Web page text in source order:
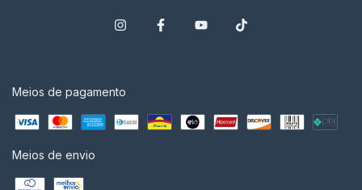
Meios de pagamento
Meios de envio